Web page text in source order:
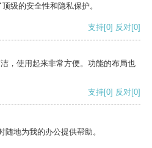
级的安全性和隐私保护。
支持[0] 反对[0]
，使用起来非常方便。功能的布局也
支持[0] 反对[0]
地为我的办公提供帮助。